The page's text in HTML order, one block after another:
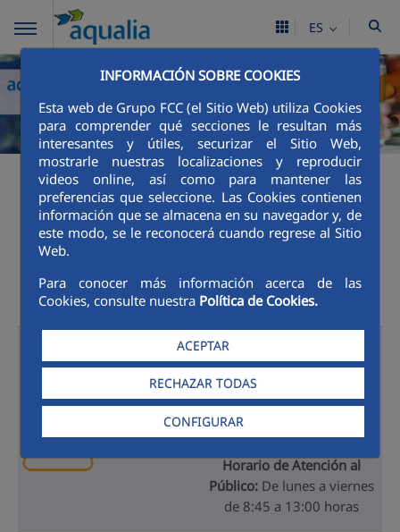
INFORMACIÓN SOBRE COOKIES
Esta web de Grupo FCC (el Sitio Web) utiliza Cookies
para comprender qué secciones le resultan más
interesantes y útiles, securizar el Sitio Web,
mostrarle nuestras localizaciones y reproducir
videos online, así como para mantener las
preferencias que seleccione. Las Cookies contienen
información que se almacena en su navegador y, de
este modo, se le reconocerá cuando regrese al Sitio
Web.
Para conocer más información acerca de las
Cookies, consulte nuestra Política de Cookies.
ACEPTAR
RECHAZAR TODAS
CONFIGURAR
ES
Canales de Atención al
cliente
Presenciales
C/ Guadalete nº 21, Edificio
Mego 21440 Lepe (Huelva)
Horario de Atención al
Público:De lunes a viernes
de 8:45 a 13:00 horas